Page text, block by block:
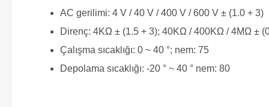
AC gerilimi: 4 V / 40 V / 400 V / 600 V ± (1.0 + 3)
Direnç: 4KΩ ± (1.5 + 3); 40KΩ / 400KΩ / 4MΩ ±
Çalışma sıcaklığı: 0 ~ 40 °; nem: 75
Depolama sıcaklığı: -20 ° ~ 40 ° nem: 80